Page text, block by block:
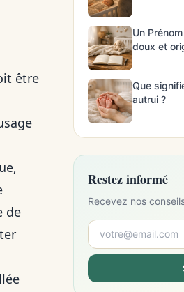
être
de
Un
doux et
Que
autrui ?
Restez informé
Recevez nos